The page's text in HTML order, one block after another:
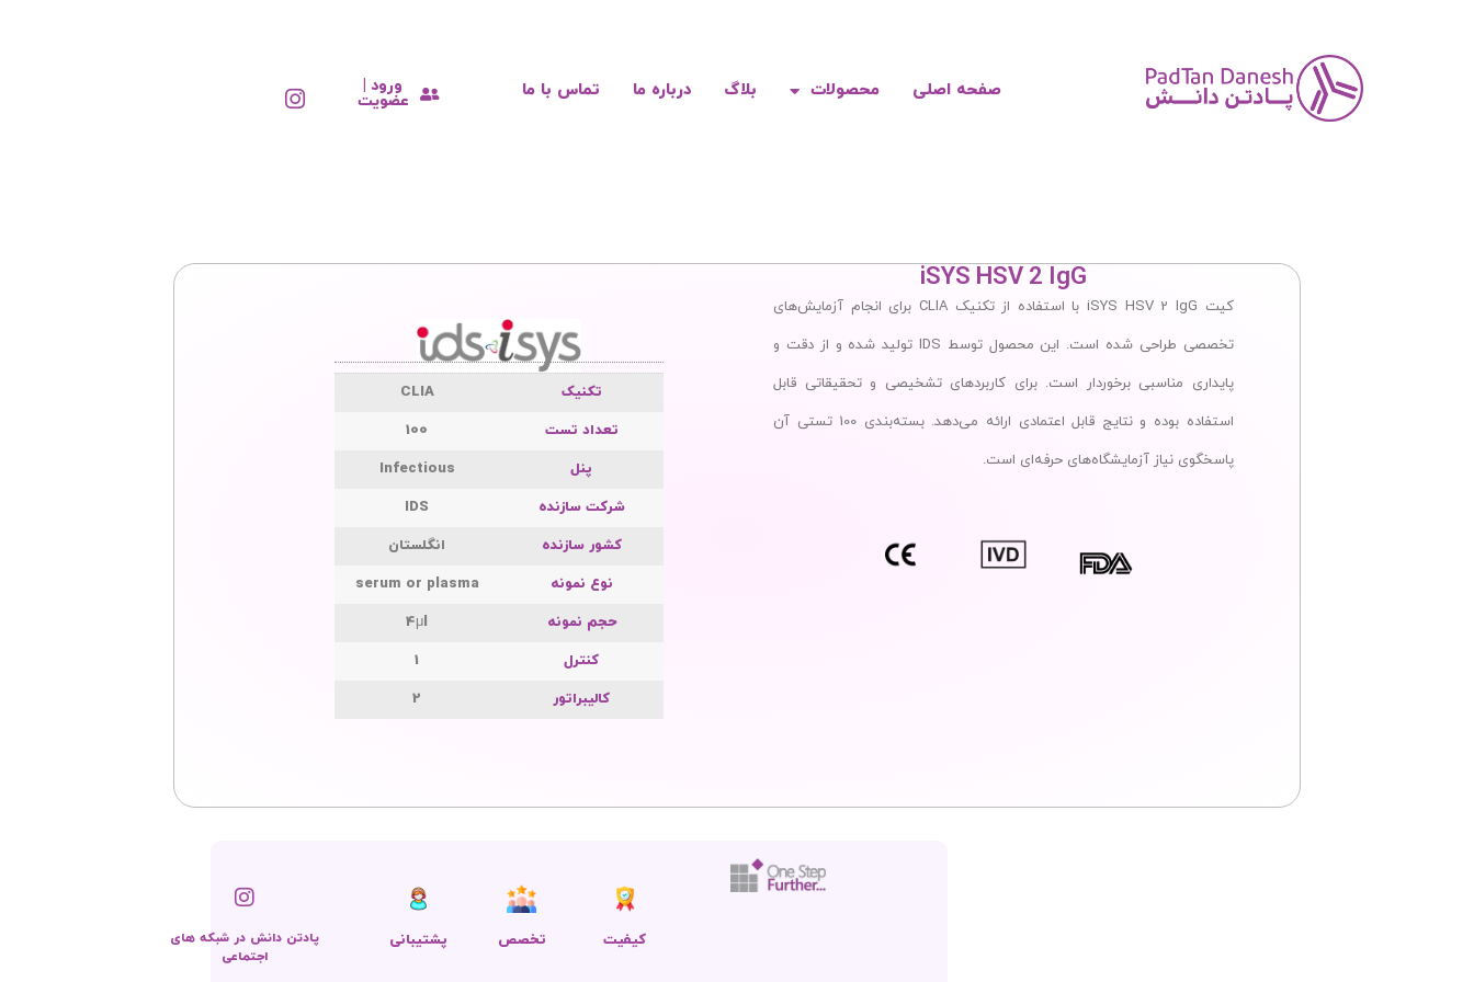
صفحه اصلی محصولات بلاگ درباره ما تماس با ما ورود |
عضویت
iSYS HSV 2 IgG
کیت iSYS HSV 2 IgG با استفاده از تکنیک CLIA برای انجام آزمایش‌های
تخصصی طراحی شده است. این محصول توسط IDS تولید شده و از دقت و
پایداری مناسبی برخوردار است. برای کاربردهای تشخیصی و تحقیقاتی قابل
استفاده بوده و نتایج قابل اعتمادی ارائه می‌دهد. بسته‌بندی 100 تستی آن
پاسخگوی نیاز آزمایشگاه‌های حرفه‌ای است.
تکنیک
CLIA
تعداد تست
100
پنل
Infectious
شرکت سازنده
IDS
کشور سازنده
انگلستان
نوع نمونه
serum or plasma
حجم نمونه
4μl
کنترل
1
کالیبراتور
2
کیفیت تخصص پشتیبانی
پادتن دانش در شبکه ‌های
اجتماعی